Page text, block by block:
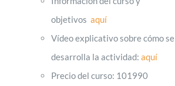
objetivosaquí
Vídeo explicativo sobre cómo se
desarrolla la actividad:aquí
Precio del curso: 101990